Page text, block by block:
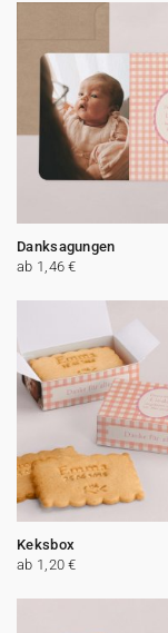
Danksagungen
ab 1,46 €
Keksbox
ab 1,20 €